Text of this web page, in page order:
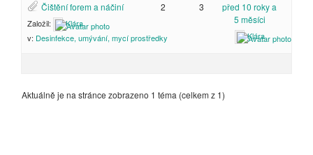
Čištění forem a náčiní
Založil:
Klára
v: Desinfekce, umývání, mycí prostředky
2 3
před 10 roky a
5 měsíci
Klára
Aktuálně je na stránce zobrazeno 1 téma (celkem z 1)